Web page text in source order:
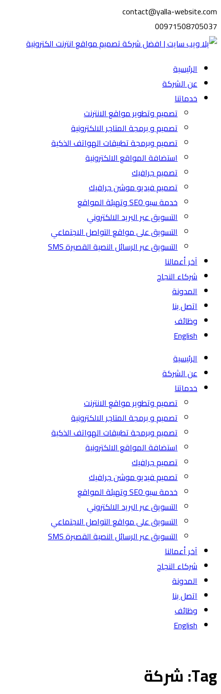
contact@yalla-website.com
00971508705037
الرئيسية
عن الشركة
خدماتنا
تصميم وتطوير مواقع الانترنت
تصميم و برمجة المتاجر الالكترونية
تصميم وبرمجة تطبيقات الهواتف الذكية
استضافة المواقع الالكترونية
تصميم جرافيك
تصميم فيديو موشن جرافيك
خدمة سيو SEO وتهيئة المواقع
التسويق عبر البريد الالكتروني
التسويق على مواقع التواصل الاجتماعي
التسويق عبر الرسائل النصية القصيرة SMS
آخر أعمالنا
شركاء النجاح
المدونة
اتصل بنا
وظائف
English
الرئيسية
عن الشركة
خدماتنا
تصميم وتطوير مواقع الانترنت
تصميم و برمجة المتاجر الالكترونية
تصميم وبرمجة تطبيقات الهواتف الذكية
استضافة المواقع الالكترونية
تصميم جرافيك
تصميم فيديو موشن جرافيك
خدمة سيو SEO وتهيئة المواقع
التسويق عبر البريد الالكتروني
التسويق على مواقع التواصل الاجتماعي
التسويق عبر الرسائل النصية القصيرة SMS
آخر أعمالنا
شركاء النجاح
المدونة
اتصل بنا
وظائف
English
Tag: شركة